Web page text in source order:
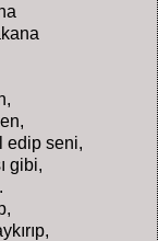
edip seni,
gibi,